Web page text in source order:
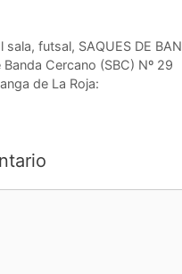
sala, futsal, SAQUES DE
Cercano (SBC) Nº 29
de La Roja: